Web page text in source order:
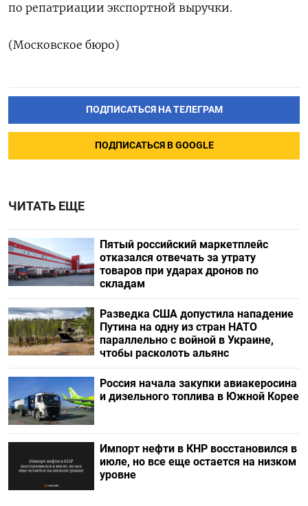
по репатриации экспортной выручки.
(Московское бюро)
ПОДПИСАТЬСЯ НА ТЕЛЕГРАМ
ПОДПИСАТЬСЯ В GOOGLE
ЧИТАТЬ ЕЩЕ
Пятый российский маркетплейс
отказался отвечать за утрату
товаров при ударах дронов по
складам
Разведка США допустила нападение
Путина на одну из стран НАТО
параллельно с войной в Украине,
чтобы расколоть альянс
Россия начала закупки авиакеросина
и дизельного топлива в Южной Корее
Импорт нефти в КНР восстановился в
июле, но все еще остается на низком
уровне